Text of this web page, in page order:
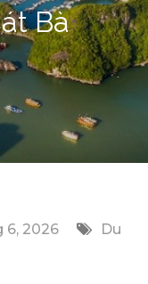
Bà
6, 2026
Du